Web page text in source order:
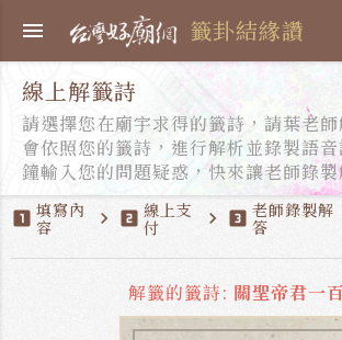
籤卦結緣讚
menu
線上解籤詩
請選擇您在廟宇求得的籤詩，請葉老
會依照您的籤詩，進行解析並錄製語
鐘輸入您的問題疑惑，快來讓老師錄
looks_one 填寫內
容
chevron_right looks_two 線上支
付
chevron_right looks_3 老師錄製解
答
解籤的籤詩: 關聖帝君一